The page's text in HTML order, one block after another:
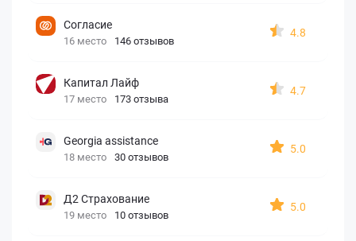
Согласие
16 место 146 отзывов
4.8
Капитал Лайф
17 место 173 отзыва
4.7
Georgia assistance
18 место 30 отзывов
5.0
Д2 Страхование
19 место 10 отзывов
5.0